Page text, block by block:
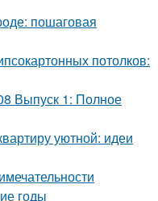
пошаговая
потолков:
Выпуск 1: Полное
уютной: идеи
годы